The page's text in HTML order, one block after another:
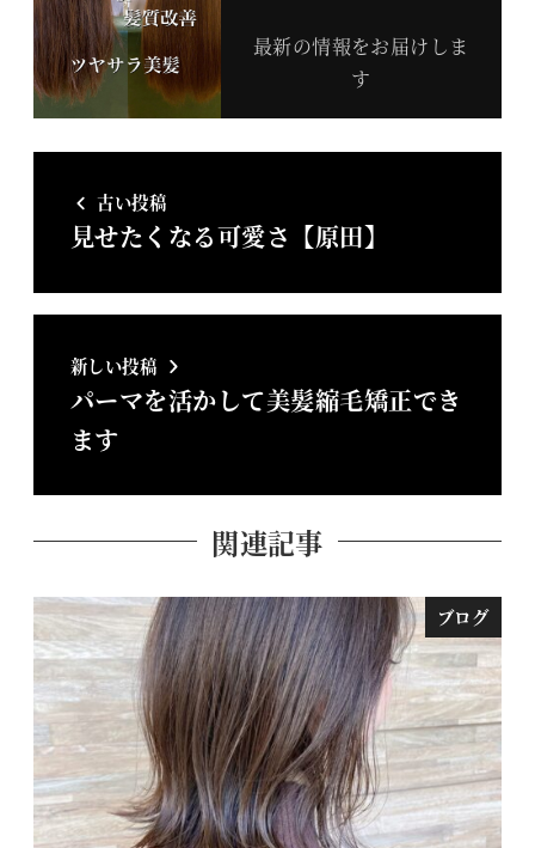
最新の情報をお届けしま
す
古い投稿
見せたくなる可愛さ【原田】
新しい投稿
パーマを活かして美髪縮毛矯正でき
ます
関連記事
ブログ